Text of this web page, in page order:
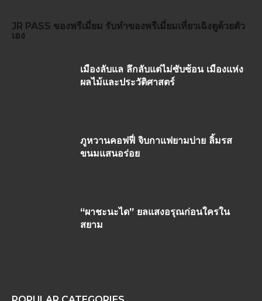
JR PASS ของพรีเมี่ยม รับทำของพรีเมี่ยมเที่ยวเฉิงตูด้วยตัว
เอง
เมืองลับแล ลึกลับแต่ไม่ซับซ้อน เมืองแห่ง
ผลไม้และประวัติศาสตร์
ภูหวานคอฟฟี่ จิบกาแฟยามบ่าย ลิ้มรส
ขนมแสนอร่อย
“ผาชะนะได” ยลแสงอรุณก่อนใครใน
สยาม